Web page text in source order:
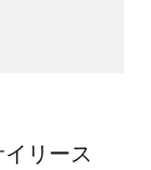
リース